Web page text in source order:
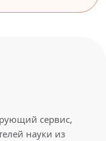
сервис,
науки из